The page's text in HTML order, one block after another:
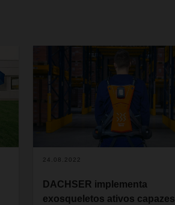
24.08.2022
DACHSER implementa
exosqueletos ativos capazes